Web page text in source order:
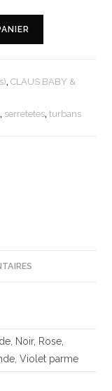
,CLAUS BABY &
, serretetes,turbans
Noir, Rose,
Violet parme